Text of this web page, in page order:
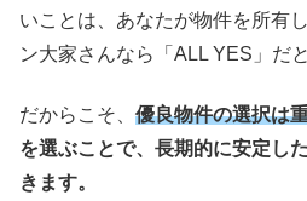
いことは、あなたが物件を所有
ン大家さんなら「ALL YES」だ
だからこそ、 優良物件の選択は
を選ぶことで、長期的に安定し
きます。